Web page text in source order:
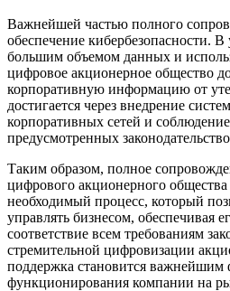
Важнейшей частью полного
обеспечение кибербезопасности.
большим объемом данных и
цифровое акционерное общество
корпоративную информацию от
достигается через внедрение
корпоративных сетей и
предусмотренных
Таким образом, полное
цифрового акционерного
необходимый процесс, который
управлять бизнесом, обеспечивая
соответствие всем требованиям
стремительной цифровизации
поддержка становится важнейшим
функционирования компании на